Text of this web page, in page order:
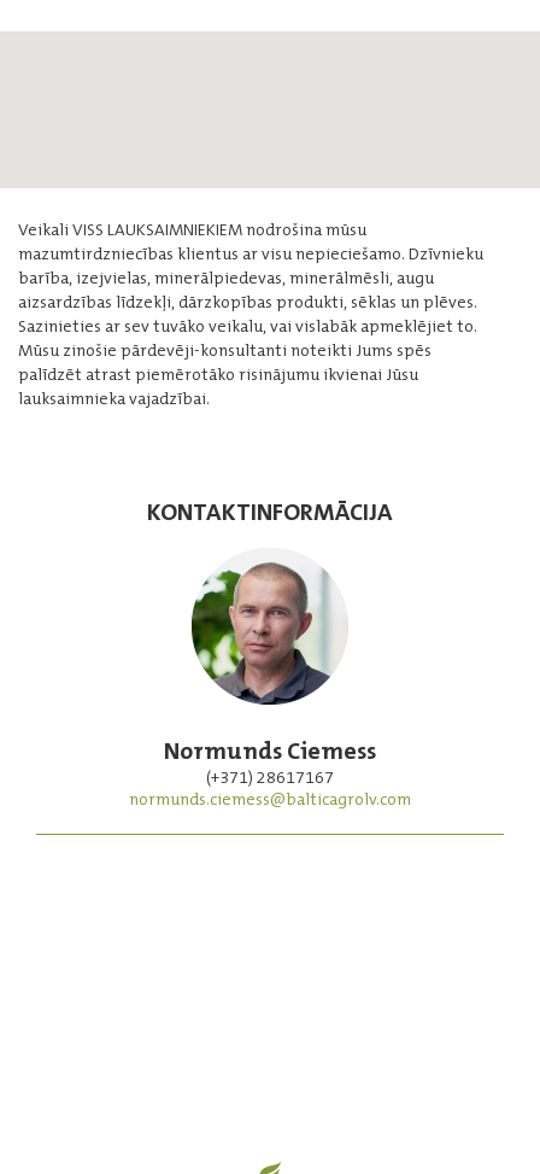
Veikali VISS LAUKSAIMNIEKIEM nodrošina mūsu
mazumtirdzniecības klientus ar visu nepieciešamo. Dzīvnieku
barība, izejvielas, minerālpiedevas, minerālmēsli, augu
aizsardzības līdzekļi, dārzkopības produkti, sēklas un plēves.
Sazinieties ar sev tuvāko veikalu, vai vislabāk apmeklējiet to.
Mūsu zinošie pārdevēji-konsultanti noteikti Jums spēs
palīdzēt atrast piemērotāko risinājumu ikvienai Jūsu
lauksaimnieka vajadzībai.
KONTAKTINFORMĀCIJA
Normunds Ciemess
(+371) 28617167
normunds.ciemess@balticagrolv.com